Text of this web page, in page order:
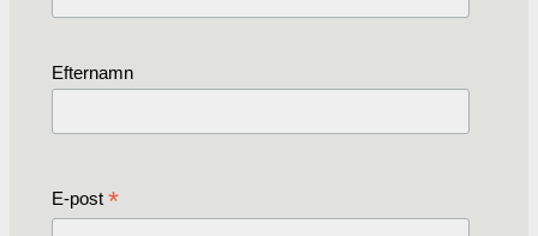
Efternamn
E-post *